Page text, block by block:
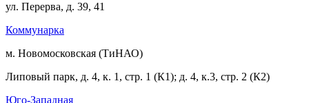
ул. Перерва, д. 39, 41
Коммунарка
м. Новомосковская (ТиНАО)
Липовый парк, д. 4, к. 1, стр. 1 (К1); д. 4, к.3, стр. 2 (К2)
Юго-Западная